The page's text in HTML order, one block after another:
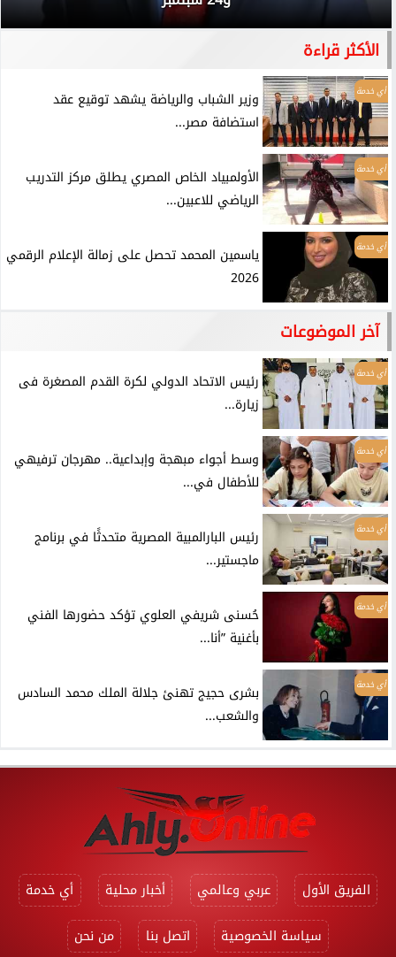
الأكثر قراءة
أي خدمة
وزير الشباب والرياضة يشهد توقيع عقد
استضافة مصر...
أي خدمة
الأولمبياد الخاص المصري يطلق مركز التدريب
الرياضي للاعبين...
أي خدمة
ياسمين المحمد تحصل على زمالة الإعلام الرقمي
2026
آخر الموضوعات
أي خدمة
رئيس الاتحاد الدولي لكرة القدم المصغرة فى
زيارة...
أي خدمة
وسط أجواء مبهجة وإبداعية.. مهرجان ترفيهي
للأطفال في...
أي خدمة
رئيس البارالمبية المصرية متحدثًا في برنامج
ماجستير...
أي خدمة
حُسنى شريفي العلوي تؤكد حضورها الفني
بأغنية ”أنا...
أي خدمة
بشرى حجيج تهنئ جلالة الملك محمد السادس
والشعب...
الفريق الأول عربي وعالمي أخبار محلية
أي خدمة
سياسة الخصوصية
اتصل بنا من نحن